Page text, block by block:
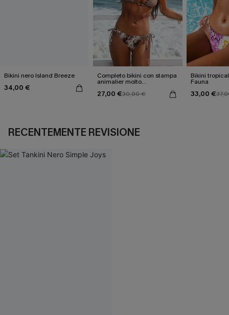
Bikini nero Island Breeze
34,00 €
Completo bikini con stampa
animalier molto
27,00 €30,00 €
Bikini
Fauna
33,00 €
RECENTEMENTE REVISIONE